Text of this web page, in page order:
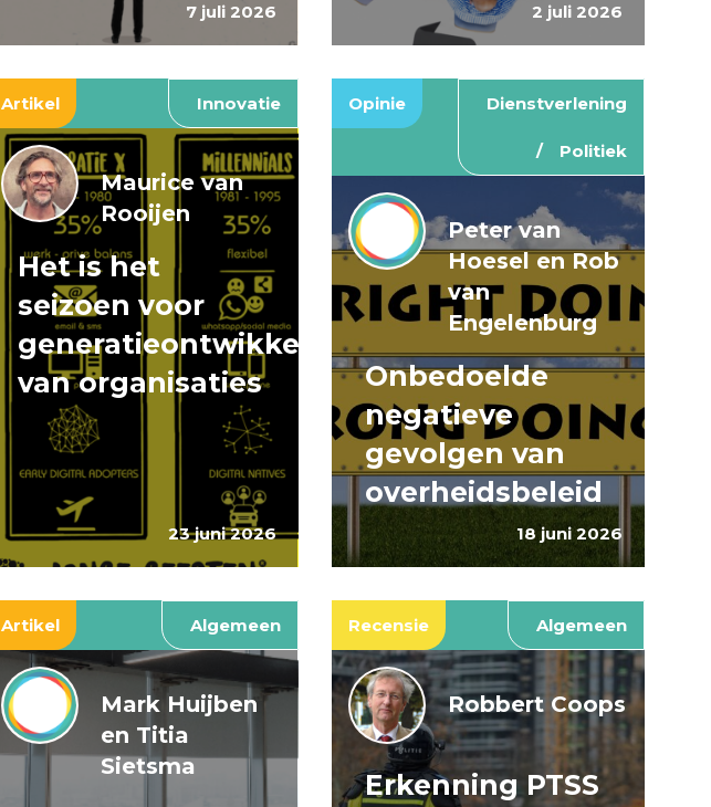
7 juli 2026 2 juli 2026
Artikel Innovatie
23 juni 2026
Maurice van
Rooijen
Het is het
seizoen voor
generatieontwikkeling
van organisaties
Opinie Dienstverlening
Politiek
18 juni 2026
Peter van
Hoesel en Rob
van
Engelenburg
Onbedoelde
negatieve
gevolgen van
overheidsbeleid
Artikel Algemeen
Mark Huijben
en Titia
Sietsma
Recensie Algemeen
Robbert Coops
Erkenning PTSS